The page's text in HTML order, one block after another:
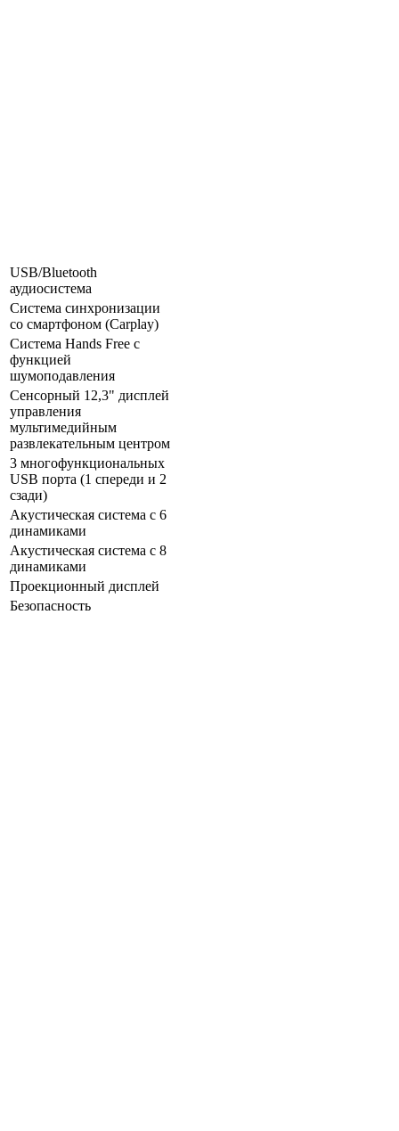
USB/Bluetooth
аудиосистема
Система синхронизации
со смартфоном (Carplay)
Система Hands Free с
функцией
шумоподавления
Сенсорный 12,3" дисплей
управления
мультимедийным
развлекательным центром
3 многофункциональных
USB порта (1 спереди и 2
сзади)
Акустическая система с 6
динамиками
Акустическая система с 8
динамиками
Проекционный дисплей
Безопасность